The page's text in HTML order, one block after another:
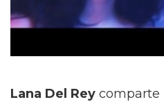
Lana Del Rey comparte